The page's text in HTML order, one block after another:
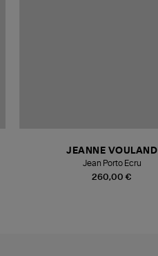
260,00 €
JEANNE VOULAND
Jean Porto Ecru